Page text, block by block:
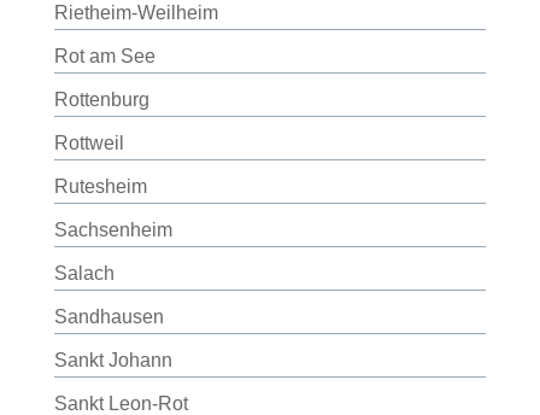
Rietheim-Weilheim
Rot am See
Rottenburg
Rottweil
Rutesheim
Sachsenheim
Salach
Sandhausen
Sankt Johann
Sankt Leon-Rot